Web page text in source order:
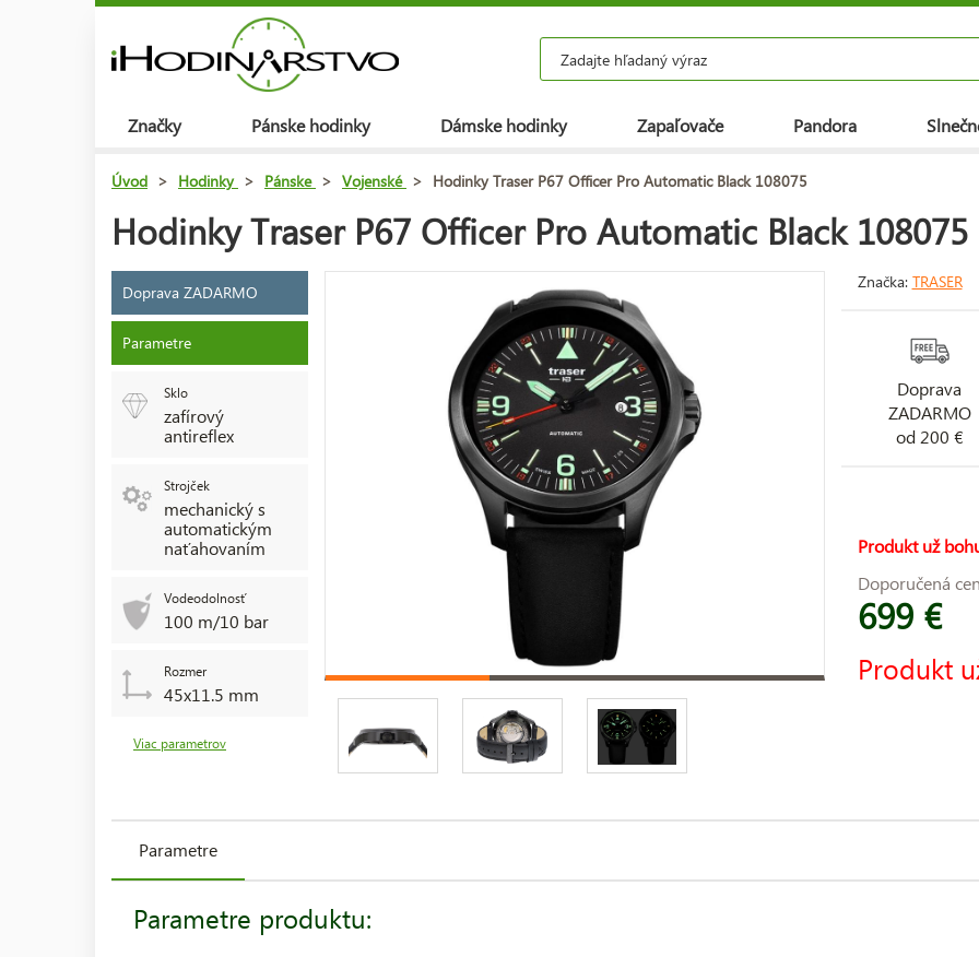
Značky Pánske hodinky Dámske hodinky Zapaľovače Pandora
Úvod > Hodinky > Pánske > Vojenské > Hodinky Traser P67 Officer Pro Automatic Black 108075
Hodinky Traser P67 Officer Pro Automatic Black 108075
Doprava ZADARMO
Parametre
Sklo
zafírový
antireflex
Strojček
mechanický s
automatickým
naťahovaním
Vodeodolnosť
100 m/10 bar
Rozmer
45x11.5 mm
Viac parametrov
Značka: TRASER
Doprava
ZADARMO
od 200 €
Produkt už
Doporučená
699 €
Produkt
Parametre
Parametre produktu: